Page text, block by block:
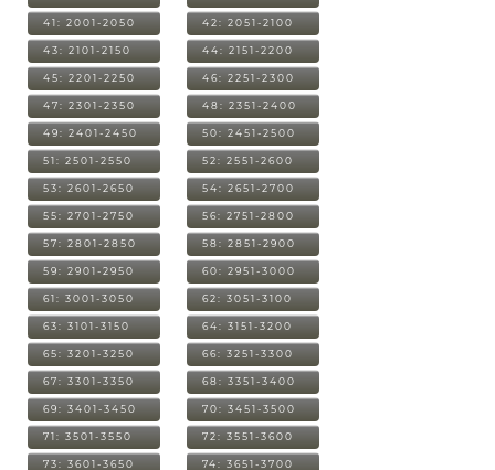
41: 2001-2050 42: 2051-2100
43: 2101-2150 44: 2151-2200
45: 2201-2250 46: 2251-2300
47: 2301-2350 48: 2351-2400
49: 2401-2450 50: 2451-2500
51: 2501-2550 52: 2551-2600
53: 2601-2650 54: 2651-2700
55: 2701-2750 56: 2751-2800
57: 2801-2850 58: 2851-2900
59: 2901-2950 60: 2951-3000
61: 3001-3050 62: 3051-3100
63: 3101-3150 64: 3151-3200
65: 3201-3250 66: 3251-3300
67: 3301-3350 68: 3351-3400
69: 3401-3450 70: 3451-3500
71: 3501-3550 72: 3551-3600
73: 3601-3650 74: 3651-3700